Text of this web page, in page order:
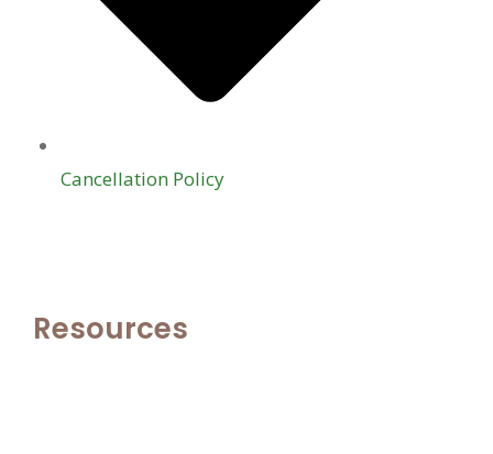
Cancellation Policy
Resources